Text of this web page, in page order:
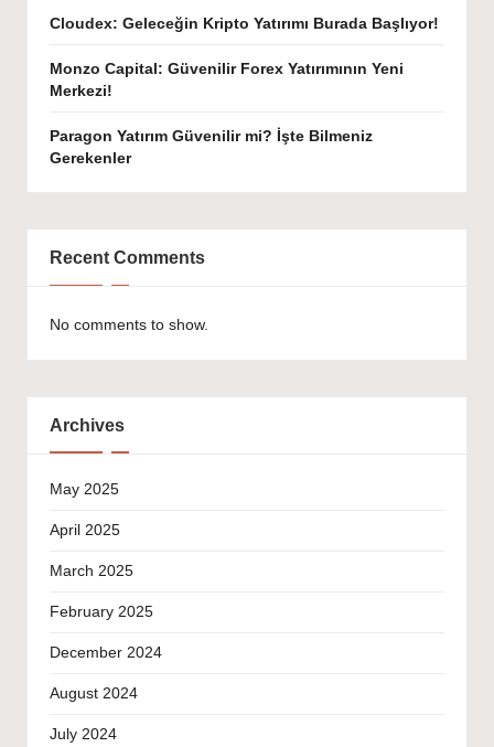
Cloudex: Geleceğin Kripto Yatırımı Burada Başlıyor!
Monzo Capital: Güvenilir Forex Yatırımının Yeni
Merkezi!
Paragon Yatırım Güvenilir mi? İşte Bilmeniz
Gerekenler
Recent Comments
No comments to show.
Archives
May 2025
April 2025
March 2025
February 2025
December 2024
August 2024
July 2024